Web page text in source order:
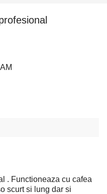
. Functioneaza cu cafea
scurt si lung dar si